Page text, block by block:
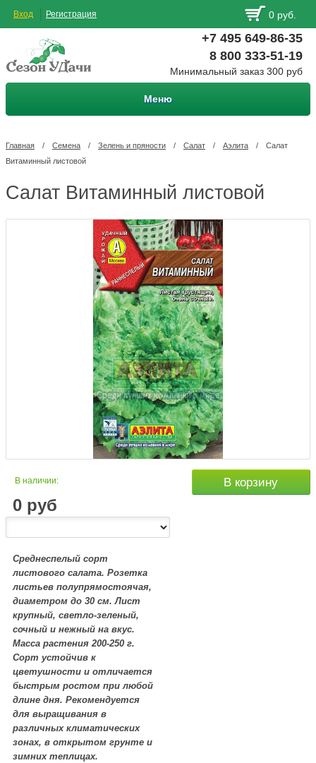
Вход Регистрация 0 руб.
+7 495 649-86-35
8 800 333-51-19
Минимальный заказ 300 руб
Меню
Главная / Семена / Зелень и пряности / Салат / Аэлита /
Салат
Витаминный листовой
Салат Витаминный листовой
В наличии:
0 руб
Среднеспелый сорт
листового салата. Розетка
листьев полупрямостоячая,
диаметром до 30 см. Лист
крупный, светло-зеленый,
сочный и нежный на вкус.
Масса растения 200-250 г.
Сорт устойчив к
цветушности и отличается
быстрым ростом при любой
длине дня. Рекомендуется
для выращивания в
различных климатических
зонах, в открытом грунте и
зимних теплицах.
В корзину